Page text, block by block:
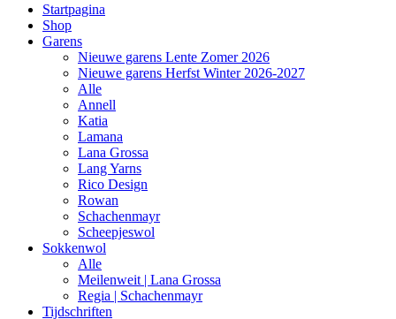
Startpagina
Shop
Garens
Nieuwe garens Lente Zomer 2026
Nieuwe garens Herfst Winter 2026-2027
Alle
Annell
Katia
Lamana
Lana Grossa
Lang Yarns
Rico Design
Rowan
Schachenmayr
Scheepjeswol
Sokkenwol
Alle
Meilenweit | Lana Grossa
Regia | Schachenmayr
Tijdschriften